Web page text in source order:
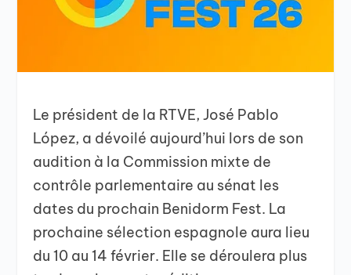
Le président de la RTVE, José Pablo
López, a dévoilé aujourd’hui lors de son
audition à la Commission mixte de
contrôle parlementaire au sénat les
dates du prochain Benidorm Fest. La
prochaine sélection espagnole aura lieu
du 10 au 14 février. Elle se déroulera plus